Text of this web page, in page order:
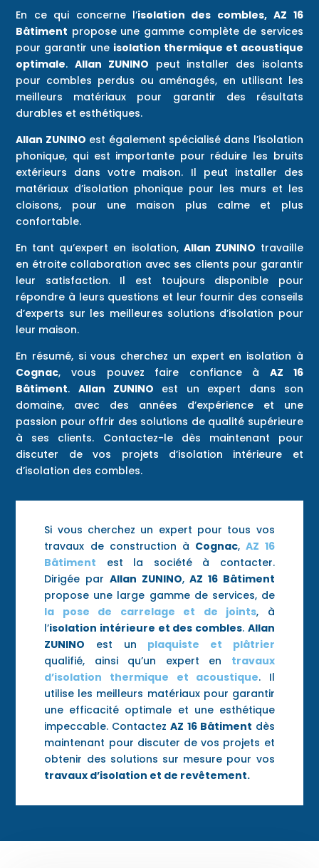
En ce qui concerne l’isolation des combles, AZ 16
Bâtiment propose une gamme complète de services
pour garantir une isolation thermique et acoustique
optimale.Allan ZUNINO peut installer des isolants
pour combles perdus ou aménagés, en utilisant les
meilleurs matériaux pour garantir des résultats
durables et esthétiques.
Allan ZUNINO est également spécialisé dans l’isolation
phonique, qui est importante pour réduire les bruits
extérieurs dans votre maison. Il peut installer des
matériaux d’isolation phonique pour les murs et les
cloisons, pour une maison plus calme et plus
confortable.
En tant qu’expert en isolation, Allan ZUNINO travaille
en étroite collaboration avec ses clients pour garantir
leur satisfaction. Il est toujours disponible pour
répondre à leurs questions et leur fournir des conseils
d’experts sur les meilleures solutions d’isolation pour
leur maison.
En résumé, si vous cherchez un expert en isolation à
Cognac, vous pouvez faire confiance à AZ 16
Bâtiment.Allan ZUNINO est un expert dans son
domaine, avec des années d’expérience et une
passion pour offrir des solutions de qualité supérieure
à ses clients. Contactez-le dès maintenant pour
discuter de vos projets d’isolation intérieure et
d’isolation des combles.
Si vous cherchez un expert pour tous vos
travaux de construction à Cognac,AZ 16
Bâtiment est la société à contacter.
Dirigée par Allan ZUNINO,AZ 16 Bâtiment
propose une large gamme de services, de
la pose de carrelage et de joints, à
l’isolation intérieure et des combles. Allan
ZUNINO est un plaquiste et plâtrier
qualifié, ainsi qu’un expert en travaux
d’isolation thermique et acoustique. Il
utilise les meilleurs matériaux pour garantir
une efficacité optimale et une esthétique
impeccable. ContactezAZ 16 Bâtiment dès
maintenant pour discuter de vos projets et
obtenir des solutions sur mesure pour vos
travaux d’isolation et de revêtement.